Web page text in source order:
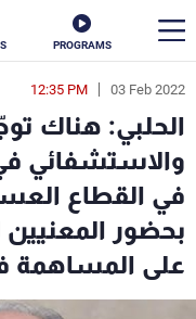
PROGRAMS
03 Feb 2022
12:35 PM
الحلبي: هناك
والاستشفائي
في القطاع
بحضور المعنيين
على المساهمة
en
الأخبار
سياسة
إقتصاد
منوعات